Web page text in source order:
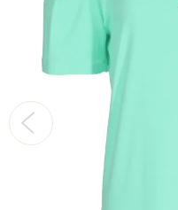
ŠATY
KABÁTY, BUNDY
DOPLŇKY
DÁRKOVÉ POUKAZY